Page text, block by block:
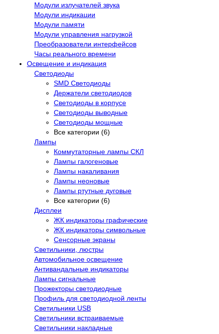
Модули излучателей звука
Модули индикации
Модули памяти
Модули управления нагрузкой
Преобразователи интерфейсов
Часы реального времени
Освещение и индикация
Светодиоды
SMD Светодиоды
Держатели светодиодов
Светодиоды в корпусе
Светодиоды выводные
Светодиоды мощные
Все категории (6)
Лампы
Коммутаторные лампы СКЛ
Лампы галогеновые
Лампы накаливания
Лампы неоновые
Лампы ртутные дуговые
Все категории (6)
Дисплеи
ЖК индикаторы графические
ЖК индикаторы символьные
Сенсорные экраны
Cветильники, люстры
Автомобильное освещение
Антивандальные индикаторы
Лампы сигнальные
Прожекторы светодиодные
Профиль для светодиодной ленты
Светильники USB
Светильники встраиваемые
Светильники накладные